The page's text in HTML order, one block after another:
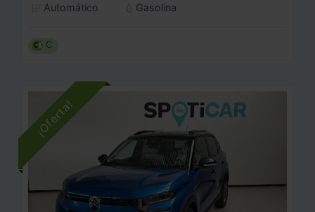
Automático
Gasolina
C